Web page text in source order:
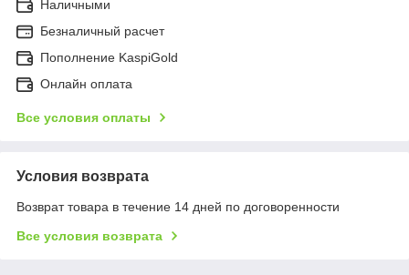
Наличными
Безналичный расчет
Пополнение KaspiGold
Онлайн оплата
Все условия оплаты
Условия возврата
Возврат товара в течение 14 дней по договоренности
Все условия возврата